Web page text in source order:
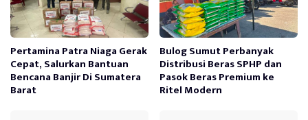
Pertamina Patra Niaga Gerak
Cepat, Salurkan Bantuan
Bencana Banjir Di Sumatera
Barat
Bulog Sumut Perbanyak
Distribusi Beras SPHP dan
Pasok Beras Premium ke
Ritel Modern